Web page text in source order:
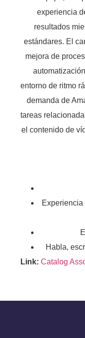
experiencia
resultados
estándares. El
mejora de
entorno de ritmo
demanda de
tareas
el contenido de
Habla,
Link: Catalog